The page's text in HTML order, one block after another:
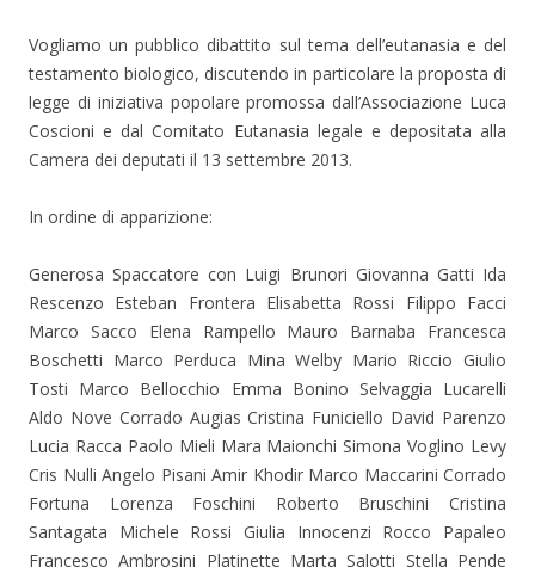
Vogliamo un pubblico dibattito sul tema dell’eutanasia e del
testamento biologico, discutendo in particolare la proposta di
legge di iniziativa popolare promossa dall’Associazione Luca
Coscioni e dal Comitato Eutanasia legale e depositata alla
Camera dei deputati il 13 settembre 2013.
In ordine di apparizione:
Generosa Spaccatore con Luigi Brunori Giovanna Gatti Ida
Rescenzo Esteban Frontera Elisabetta Rossi Filippo Facci
Marco Sacco Elena Rampello Mauro Barnaba Francesca
Boschetti Marco Perduca Mina Welby Mario Riccio Giulio
Tosti Marco Bellocchio Emma Bonino Selvaggia Lucarelli
Aldo Nove Corrado Augias Cristina Funiciello David Parenzo
Lucia Racca Paolo Mieli Mara Maionchi Simona Voglino Levy
Cris Nulli Angelo Pisani Amir Khodir Marco Maccarini Corrado
Fortuna Lorenza Foschini Roberto Bruschini Cristina
Santagata Michele Rossi Giulia Innocenzi Rocco Papaleo
Francesco Ambrosini Platinette Marta Salotti Stella Pende